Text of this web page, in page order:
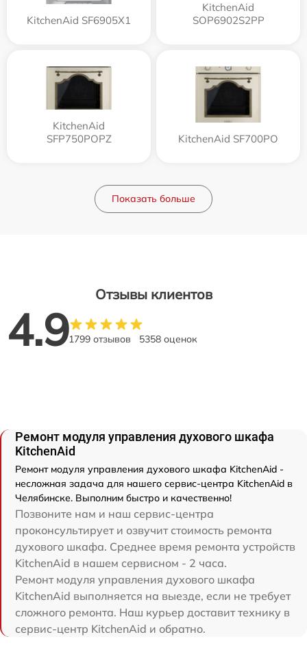
KitchenAid SF6905X1
KitchenAid
SOP6902S2PP
KitchenAid
SFP750POPZ
KitchenAid SF700PO
Показать больше
Отзывы клиентов
4.91799 отзывов 5358 оценок
Ремонт модуля управления духового шкафа
KitchenAid
Ремонт модуля управления духового шкафа KitchenAid -
несложная задача для нашего сервис-центра KitchenAid в
Челябинске. Выполним быстро и качественно!
Позвоните нам и наш сервис-центра
проконсультирует и озвучит стоимость ремонта
духового шкафа. Среднее время ремонта устройств
KitchenAid в нашем сервисном - 2 часа.
Ремонт модуля управления духового шкафа
KitchenAid выполняется на выезде, если не требует
сложного ремонта. Наш курьер доставит технику в
сервис-центр KitchenAid и обратно.